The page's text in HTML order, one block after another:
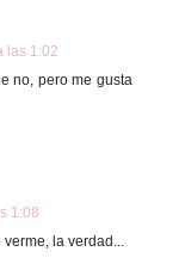
las 1:02
no, pero me gusta
1:08
la verdad...